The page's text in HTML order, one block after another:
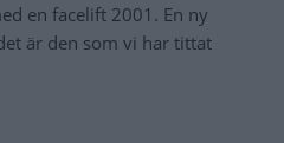
en facelift 2001. En ny
är den som vi har tittat